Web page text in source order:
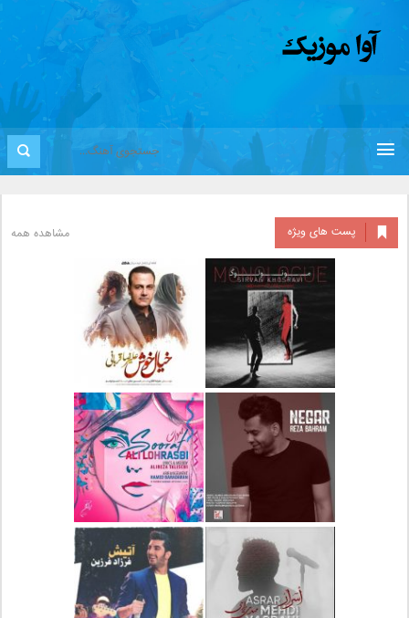
پست های ویژه مشاهده همه
دانلود آلبوم جدید سیروان
خسروی بنام مونولوگ
دانلود آهنگ جدید علیرضا
قربانی بنام خیال خوش
دانلود آهنگ جدید رضا
بهرام بنام نگار
دانلود آهنگ جدید علی
لهراسبی بنام صورت